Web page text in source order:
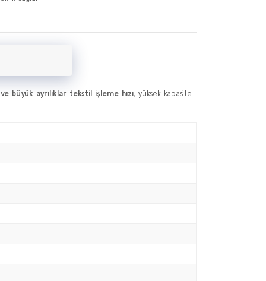
büyük ayrılıklar tekstil işleme hızı, yüksek kapasite